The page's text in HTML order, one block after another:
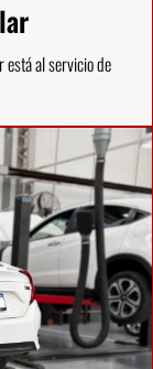
está al servicio de